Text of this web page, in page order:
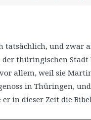
tatsächlich, und zwar
thüringischen
allem, weil sie
in Thüringen,
in dieser Zeit die